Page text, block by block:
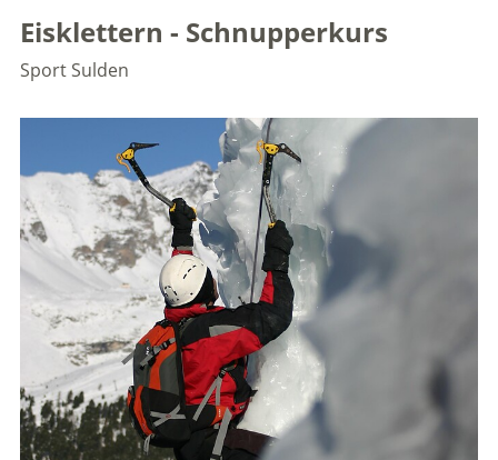
Eisklettern - Schnupperkurs
SportSulden